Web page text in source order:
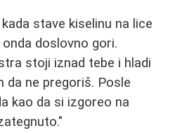
stave kiselinu na lice
doslovno gori.
stoji iznad tebe i hladi
da ne pregoriš. Posle
kao da si izgoreo na